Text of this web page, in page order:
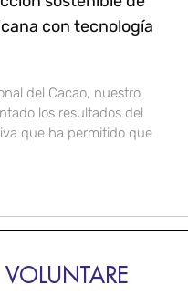
con tecnología
del Cacao, nuestro
los resultados del
que ha permitido que
VOLUNTARE